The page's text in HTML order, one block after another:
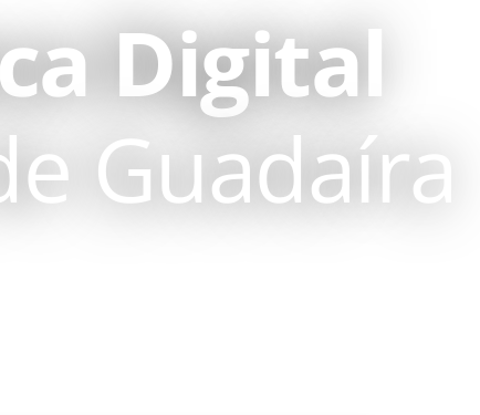
Digital
Guadaíra